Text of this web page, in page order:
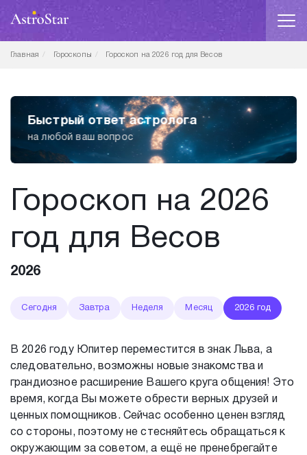
Главная Гороскопы Гороскоп на 2026 год для Весов
Быстрый ответ астролога
на любой ваш вопрос
Гороскоп на 2026
год для Весов
2026
Сегодня Завтра Неделя Месяц 2026 год
В 2026 году Юпитер переместится в знак Льва, а
следовательно, возможны новые знакомства и
грандиозное расширение Вашего круга общения! Это
время, когда Вы можете обрести верных друзей и
ценных помощников. Сейчас особенно ценен взгляд
со стороны, поэтому не стесняйтесь обращаться к
окружающим за советом, а ещё не пренебрегайте